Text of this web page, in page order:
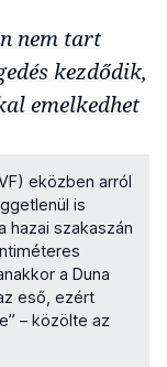
nem tart
kezdődik,
emelkedhet
eközben arról
is
hazai szakaszán
a Duna
eső, ezért
– közölte az